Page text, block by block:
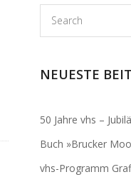
NEUESTE
50 Jahre vhs –
Buch »Brucker
vhs-Programm